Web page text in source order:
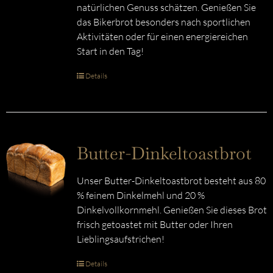
natürlichen Genuss schätzen. Genießen Sie
das Bikerbrot besonders nach sportlichen
Aktivitäten oder für einen energiereichen
Start in den Tag!
Details
Butter-Dinkeltoastbrot
Unser Butter-Dinkeltoastbrot besteht aus 80
% feinem Dinkelmehl und 20 %
Dinkelvollkornmehl. Genießen Sie dieses Brot
frisch getoastet mit Butter oder Ihren
Lieblingsaufstrichen!
Details